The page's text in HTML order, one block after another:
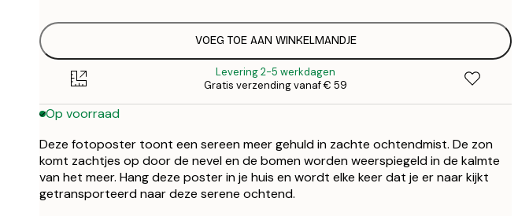
VOEG TOE AAN WINKELMANDJE
Levering 2-5 werkdagen
Gratis verzending vanaf € 59
Op voorraad
Deze fotoposter toont een sereen meer gehuld in zachte ochtendmist. De zon
komt zachtjes op door de nevel en de bomen worden weerspiegeld in de kalmte
van het meer. Hang deze poster in je huis en wordt elke keer dat je er naar kijkt
getransporteerd naar deze serene ochtend.